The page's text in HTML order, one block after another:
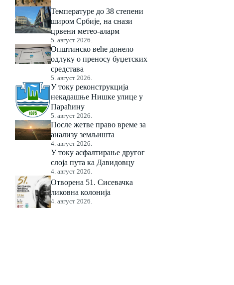
Температуре до 38 степени
широм Србије, на снази
црвени метео-аларм
5. август 2026.
Општинско веће донело
одлуку о преносу буџетских
средстава
5. август 2026.
У току реконструкција
некадашње Нишке улице у
Параћину
5. август 2026.
После жетве право време за
анализу земљишта
4. август 2026.
У току асфалтирање другог
слоја пута ка Давидовцу
4. август 2026.
Отворена 51. Сисевачка
ликовна колонија
4. август 2026.